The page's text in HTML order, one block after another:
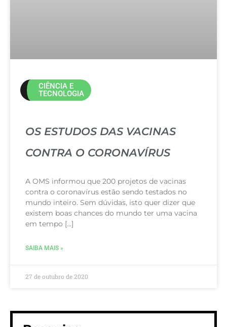
CIÊNCIA E
TECNOLOGIA
OS ESTUDOS DAS VACINAS
CONTRA O CORONAVÍRUS
A OMS informou que 200 projetos de vacinas
contra o coronavírus estão sendo testados no
mundo inteiro. Sem dúvidas, isto quer dizer que
existem boas chances do mundo ter uma vacina
em tempo […]
SAIBA MAIS »
27 de outubro de 2020